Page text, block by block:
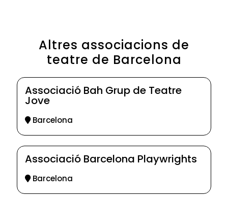
Altres associacions de
teatre de Barcelona
Associació Bah Grup de Teatre
Jove
Barcelona
Associació Barcelona Playwrights
Barcelona